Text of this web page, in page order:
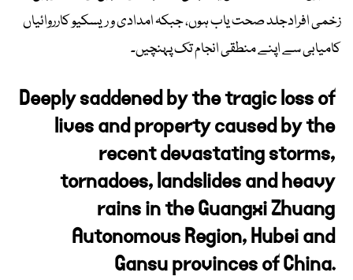
زخمی افرادجلد صحت یاب ہوں، جبکہ امدادی و ریسکیو کارروائیاں
کامیابی سے اپنے منطقی انجام تک پہنچیں۔
Deeply saddened by the tragic loss of
lives and property caused by the
recent devastating storms,
tornadoes, landslides and heavy
rains in the Guangxi Zhuang
Autonomous Region, Hubei and
Gansu provinces of China.